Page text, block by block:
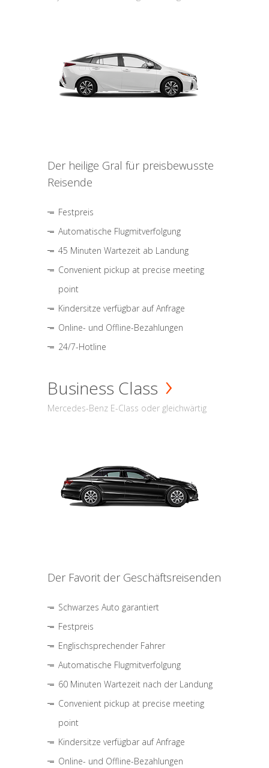
Der heilige Gral für preisbewusste
Reisende
Festpreis
Automatische Flugmitverfolgung
45 Minuten Wartezeit ab Landung
Convenient pickup at precise meeting
point
Kindersitze verfügbar auf Anfrage
Online- und Offline-Bezahlungen
24/7-Hotline
Business Class
Mercedes-Benz E-Class oder gleichwärtig
Der Favorit der Geschäftsreisenden
Schwarzes Auto garantiert
Festpreis
Englischsprechender Fahrer
Automatische Flugmitverfolgung
60 Minuten Wartezeit nach der Landung
Convenient pickup at precise meeting
point
Kindersitze verfügbar auf Anfrage
Online- und Offline-Bezahlungen